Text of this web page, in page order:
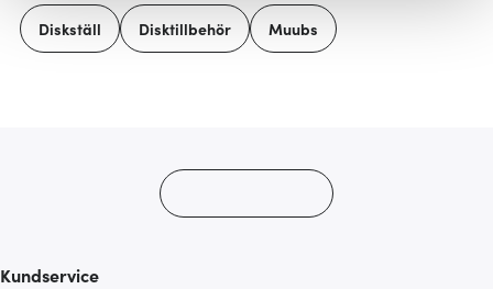
ska anpassas efter det som vi tror att du tycker om. Det
gör också att vi kan analysera vår trafik och göra
Diskställ Disktillbehör Muubs
Kundservice